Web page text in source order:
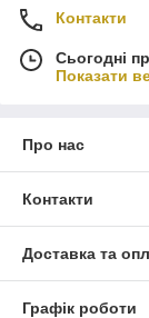
Контакти
Сьогодні
Показати
Про нас
Контакти
Доставка та
Графік роботи